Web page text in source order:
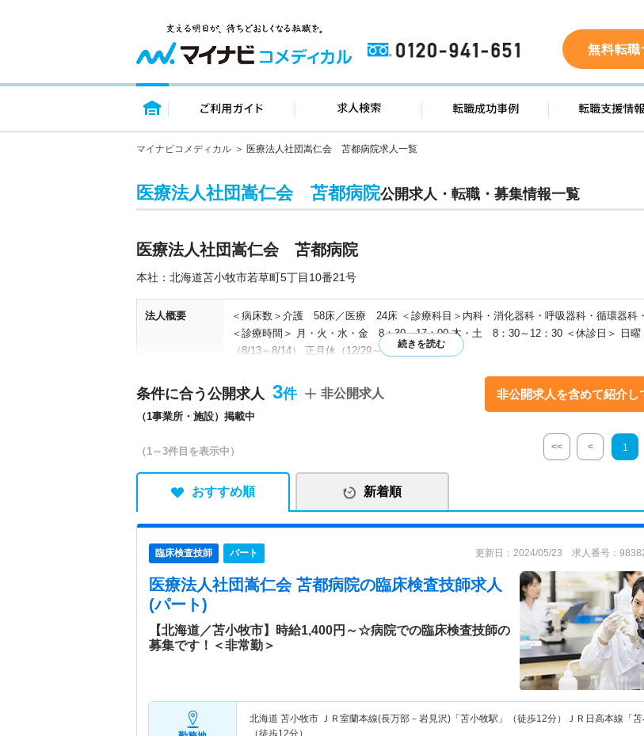
0120-941-651 無料転職
トップページ ご利用ガイド 求人検索 転職成功事例
マイナビコメディカル 医療法人社団嵩仁会 苫都病院求人一覧
医療法人社団嵩仁会 苫都病院公開求人・転職・募集情報一覧
医療法人社団嵩仁会 苫都病院
本社：北海道苫小牧市若草町5丁目10番21号
法人概要
＜病床数＞介護 58床／医療 24床 ＜診療科目＞内科・消化器科・呼吸器科・循環器科
＜診療時間＞ 月・火・水・金 8：30～17：00 木・土 8：30～12：30 ＜休診日＞ 日曜
（8/13～8/14） 正月休（12/29～1/4）
特色
「医療療養型病床」24床、「介護型病床」58床を有する病院です。 介護病床は要介護1～
象に、入院患者6人に1人の看護スタッフと、4人1人の介護補助者が対応し、医療病床は入
に1人の看護スタッフと、4人に1人の看護補助者が対応しています。「床ずれ」などを起
条件に合う公開求人 3
（1事業所・施設）掲載中
非公開求人 非公開求人を含めて紹介し
（1～3件目を表示中） << < 1
おすすめ順 新着順
臨床検査技師 パート 更新日：2024/05/23 求人番号：
医療法人社団嵩仁会 苫都病院の臨床検査技師求人
(パート)
【北海道／苫小牧市】時給1,400円～☆病院での臨床検査技師の
募集です！＜非常勤＞
北海道 苫小牧市 ＪＲ室蘭本線(長万部－岩見沢)「苫小牧駅」（徒歩12分）ＪＲ日高本線「苫
（徒歩12分）